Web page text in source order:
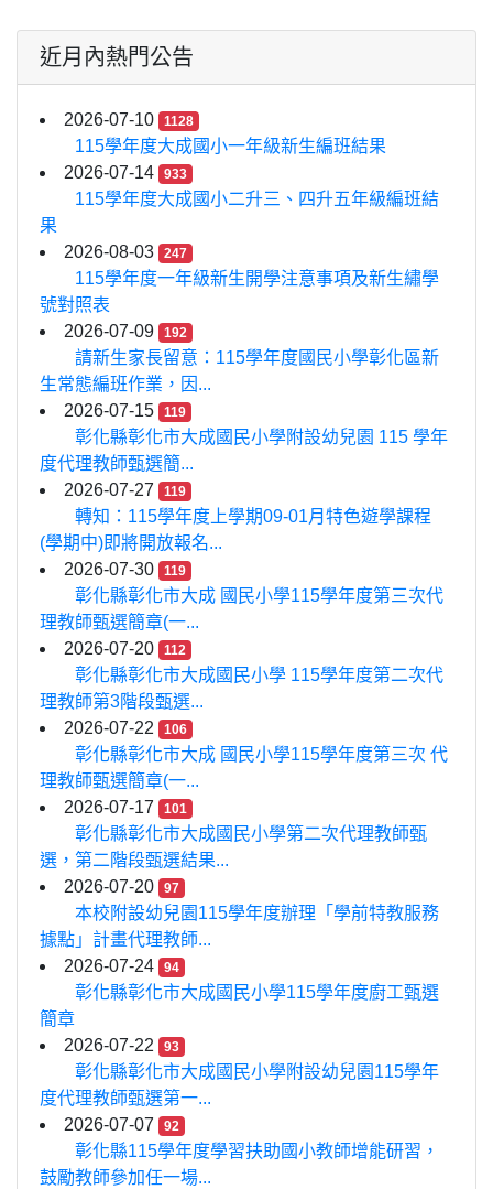
近月內熱門公告
2026-07-10 1128
115學年度大成國小一年級新生編班結果
2026-07-14
933
115學年度大成國小二升三、四升五年級編班結
果
2026-08-03
247
115學年度一年級新生開學注意事項及新生繡學
號對照表
2026-07-09
192
請新生家長留意：115學年度國民小學彰化區新
生常態編班作業，因...
2026-07-15
119
彰化縣彰化市大成國民小學附設幼兒園 115 學年
度代理教師甄選簡...
2026-07-27
119
轉知：115學年度上學期09-01月特色遊學課程
(學期中)即將開放報名...
2026-07-30
119
彰化縣彰化市大成 國民小學115學年度第三次代
理教師甄選簡章(一...
2026-07-20
112
彰化縣彰化市大成國民小學 115學年度第二次代
理教師第3階段甄選...
2026-07-22
106
彰化縣彰化市大成 國民小學115學年度第三次 代
理教師甄選簡章(一...
2026-07-17
101
彰化縣彰化市大成國民小學第二次代理教師甄
選，第二階段甄選結果...
2026-07-20
97
本校附設幼兒園115學年度辦理「學前特教服務
據點」計畫代理教師...
2026-07-24
94
彰化縣彰化市大成國民小學115學年度廚工甄選
簡章
2026-07-22
93
彰化縣彰化市大成國民小學附設幼兒園115學年
度代理教師甄選第一...
2026-07-07
92
彰化縣115學年度學習扶助國小教師增能研習，
鼓勵教師參加任一場...